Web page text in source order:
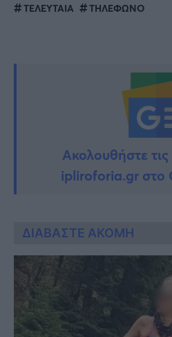
ΤΕΛΕΥΤΑΙΑ
ΤΗΛΕΦΩΝΟ
Ακολουθήστε τις
ipliroforia.gr στο
ΔΙΑΒΑΣΤΕ ΑΚΟΜΗ